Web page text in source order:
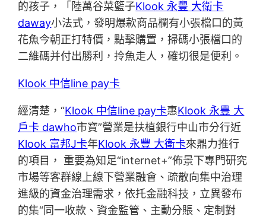
的孩子，「陸萬谷菜籃子Klook 永豐 大衛卡
daway小法式，發明爆款商品欄有小張檔口的黃
花魚今朝正打特價，點擊購置，掃碼小張檔口的
二維碼并付出勝利，拎魚走人，確切很是便利。
Klook 中信line pay卡
經清楚，“Klook 中信line pay卡惠Klook 永豐 大
戶卡 dawho市寶”營業是扶植銀行中山市分行近
Klook 富邦J卡年Klook 永豐 大衛卡來鼎力推行
的項目， 重要為知足“internet+”佈景下專門研究
市場等客群線上線下營業融會、疏散向集中治理
進級的資金治理需求，依托金融科技，立異發布
的集“同一收款、資金監管、主動分賬、定制對